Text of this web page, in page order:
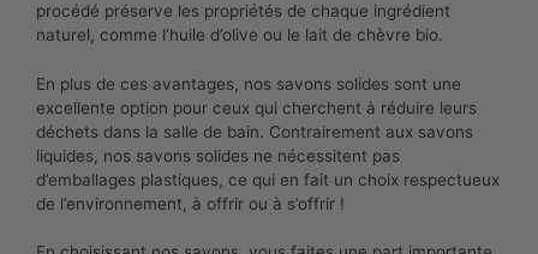
procédé préserve les propriétés de chaque ingrédient
naturel, comme l’huile d’olive ou le lait de chèvre bio.
En plus de ces avantages, nos savons solides sont une
excellente option pour ceux qui cherchent à réduire leurs
déchets dans la salle de bain. Contrairement aux savons
liquides, nos savons solides ne nécessitent pas
d’emballages plastiques, ce qui en fait un choix respectueux
de l’environnement, à offrir ou à s’offrir !